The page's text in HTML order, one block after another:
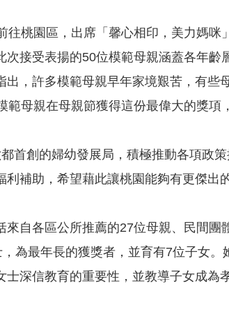
往桃園區，出席「馨心相印，美力媽
次接受表揚的50位模範母親涵蓋各年
，許多模範母親早年家境艱苦，有些
母親在母親節獲得這份最偉大的獎項
首創的婦幼發展局，積極推動各項政
補助，希望藉此讓桃園能夠有更傑出
來自各區公所推薦的27位母親、民間
為最年長的獲獎者，並育有7位子女
深信教育的重要性，並教導子女成為